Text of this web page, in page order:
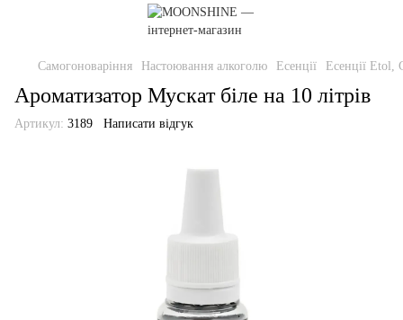
Самогоноваріння Настоювання алкоголю Есенції Есенції Etol,
Ароматизатор Мускат біле на 10 літрів
Артикул: 3189 Написати відгук